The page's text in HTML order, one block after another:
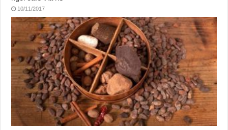
10/11/2017